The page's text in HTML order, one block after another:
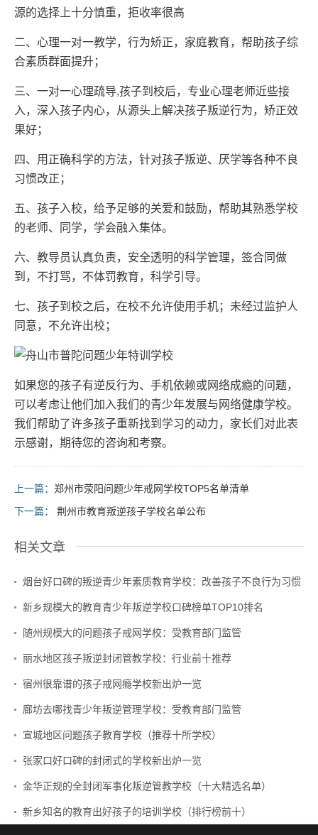
源的选择上十分慎重，拒收率很高
二、心理一对一教学，行为矫正，家庭教育，帮助孩子综
合素质群面提升；
三、一对一心理疏导,孩子到校后，专业心理老师近些接
入，深入孩子内心，从源头上解决孩子叛逆行为，矫正效
果好；
四、用正确科学的方法，针对孩子叛逆、厌学等各种不良
习惯改正；
五、孩子入校，给予足够的关爱和鼓励，帮助其熟悉学校
的老师、同学，学会融入集体。
六、教导员认真负责，安全透明的科学管理，签合同做
到，不打骂，不体罚教育，科学引导。
七、孩子到校之后，在校不允许使用手机；未经过监护人
同意，不允许出校；
如果您的孩子有逆反行为、手机依赖或网络成瘾的问题，
可以考虑让他们加入我们的青少年发展与网络健康学校。
我们帮助了许多孩子重新找到学习的动力，家长们对此表
示感谢，期待您的咨询和考察。
上一篇： 郑州市荥阳问题少年戒网学校TOP5名单清单
下一篇：
荆州市教育叛逆孩子学校名单公布
相关文章
烟台好口碑的叛逆青少年素质教育学校：改善孩子不良行为习惯
新乡规模大的教育青少年叛逆学校口碑榜单TOP10排名
随州规模大的问题孩子戒网学校：受教育部门监管
丽水地区孩子叛逆封闭管教学校：行业前十推荐
宿州很靠谱的孩子戒网瘾学校新出炉一览
廊坊去哪找青少年叛逆管理学校：受教育部门监管
宣城地区问题孩子教育学校（推荐十所学校）
张家口好口碑的封闭式的学校新出炉一览
金华正规的全封闭军事化叛逆管教学校（十大精选名单）
新乡知名的教育出好孩子的培训学校（排行榜前十）